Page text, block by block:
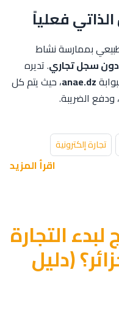
فعلياً
بممارسة نشاط
سجل تجاري. تديره
anae.dz، حيث يتم كل
ودفع الضريبة.
تجارة إلكترونية
اقرأ المزيد
التجارة
(دليل